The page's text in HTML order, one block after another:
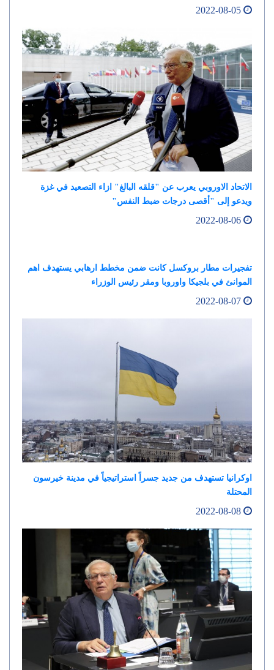
الاتحاد الاوروبي يعرب عن "قلقه البالغ" ازاء التصعيد في غزة
ويدعو إلى "أقصى درجات ضبط النفس"
تفجيرات مطار بروكسل كانت ضمن مخطط ارهابي يستهدف اهم
الموانئ في بلجيكا واوروبا ومقر رئيس الوزراء
اوكرانيا تستهدف من جديد جسراً استراتيجياً في مدينة خيرسون
المحتلة